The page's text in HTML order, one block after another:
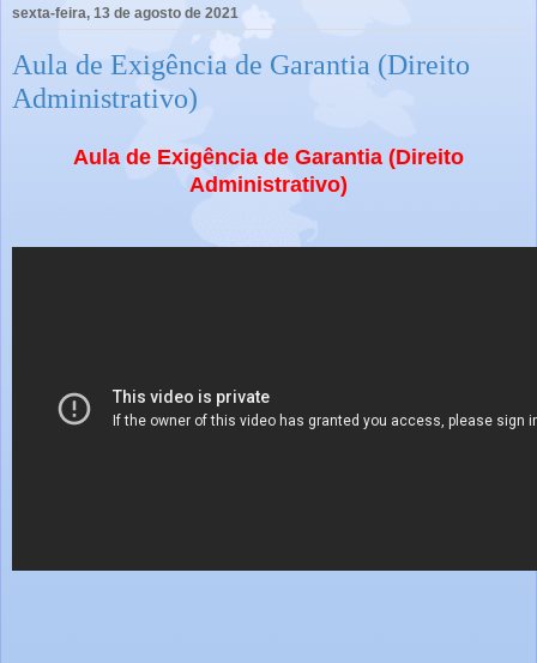
sexta-feira, 13 de agosto de 2021
Aula de Exigência de Garantia (Direito
Administrativo)
Aula de Exigência de Garantia (Direito
Administrativo)